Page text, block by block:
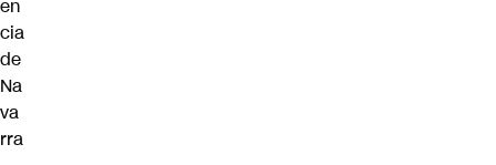
en
cia
de
Na
va
rra